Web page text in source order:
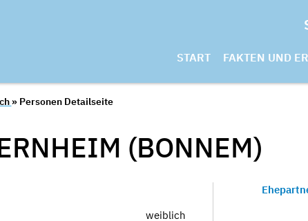
START FAKTEN UND
» Personen Detailseite
(BONNEM)
weiblich